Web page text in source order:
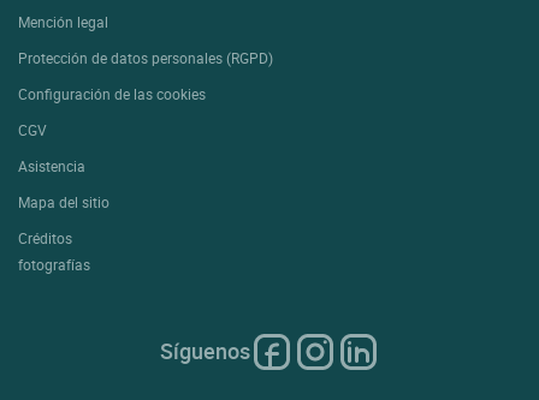
Mención legal
Protección de datos personales (RGPD)
Configuración de las cookies
CGV
Asistencia
Mapa del sitio
Créditos
fotografías
Síguenos